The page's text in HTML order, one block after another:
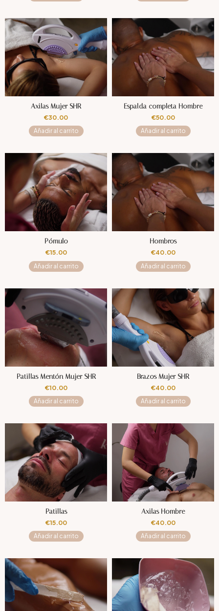
Axilas Mujer SHR
€30.00
Añadir al carrito
Espalda completa Hombre
€50.00
Añadir al carrito
Pómulo
€15.00
Añadir al carrito
Hombros
€40.00
Añadir al carrito
Patillas Mentón Mujer SHR
€10.00
Añadir al carrito
Brazos Mujer SHR
€40.00
Añadir al carrito
Patillas
€15.00
Añadir al carrito
Axilas Hombre
€40.00
Añadir al carrito